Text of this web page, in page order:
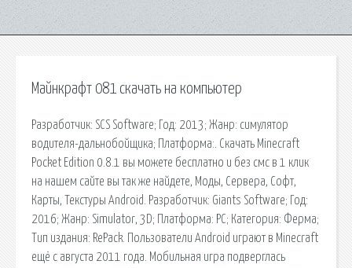
Майнкрафт 081 скачать на компьютер
Разработчик: SCS Software; Год: 2013; Жанр: симулятор
водителя-дальнобойщика; Платформа:. Скачать Minecraft
Pocket Edition 0.8.1 вы можете бесплатно и без смс в 1 клик
на нашем сайте вы так же найдете, Моды, Сервера, Софт,
Карты, Текстуры Android. Разработчик: Giants Software; Год:
2016; Жанр: Simulator, 3D; Платформа: PC; Категория: Ферма;
Тип издания: RePack. Пользователи Android играют в Minecraft
ещё с августа 2011 года. Мобильная игра подверглась